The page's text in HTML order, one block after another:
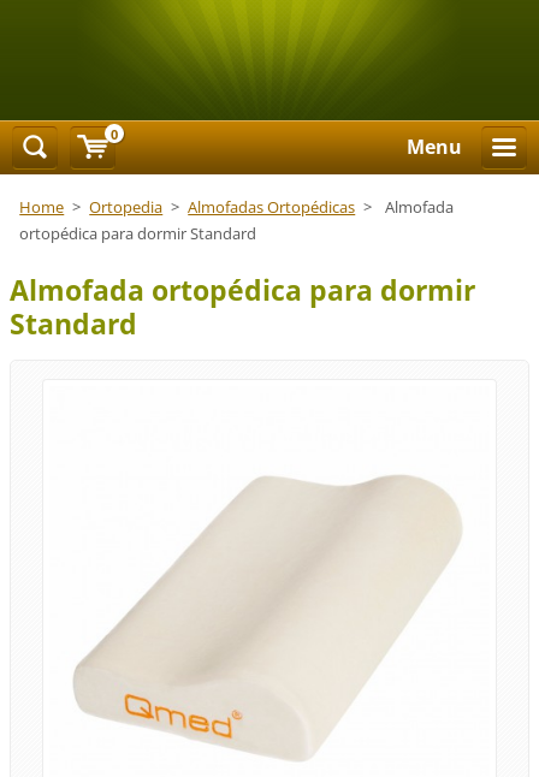
Menu
Home > Ortopedia > Almofadas Ortopédicas >
Almofada
ortopédica para dormir Standard
Almofada ortopédica para dormir
Standard
0